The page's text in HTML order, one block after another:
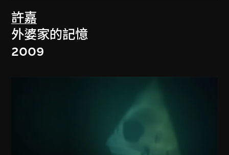
許嘉
外婆家的記憶
2009